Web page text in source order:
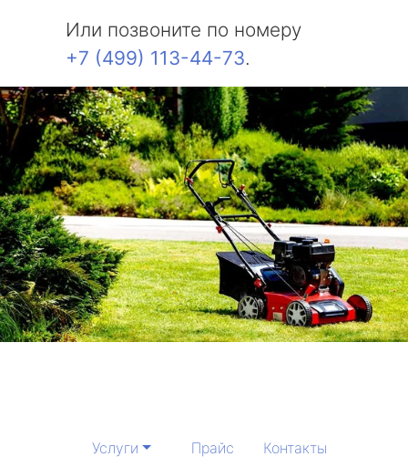
Или позвоните по номеру
+7 (499) 113-44-73.
Услуги Прайс Контакты